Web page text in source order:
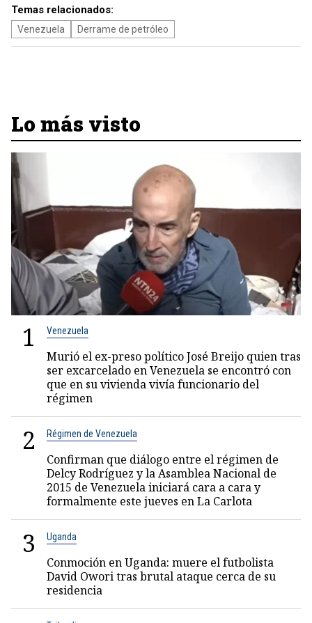
Temas relacionados:
Venezuela Derrame de petróleo
Lo más visto
1 Venezuela
Murió el ex-preso político José Breijo quien tras
ser excarcelado en Venezuela se encontró con
que en su vivienda vivía funcionario del
régimen
2 Régimen de Venezuela
Confirman que diálogo entre el régimen de
Delcy Rodríguez y la Asamblea Nacional de
2015 de Venezuela iniciará cara a cara y
formalmente este jueves en La Carlota
3 Uganda
Conmoción en Uganda: muere el futbolista
David Owori tras brutal ataque cerca de su
residencia